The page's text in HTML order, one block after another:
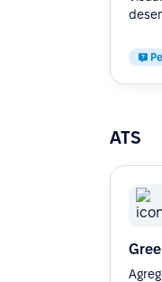
ATS